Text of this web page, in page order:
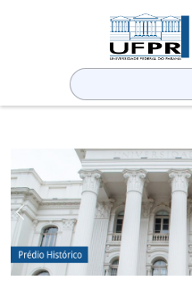
Pesquisar
por:
Previous